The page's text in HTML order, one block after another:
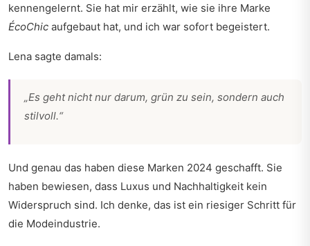
kennengelernt. Sie hat mir erzählt, wie sie ihre Marke
ÉcoChic aufgebaut hat, und ich war sofort begeistert.
Lena sagte damals:
„Es geht nicht nur darum, grün zu sein, sondern auch
stilvoll.“
Und genau das haben diese Marken 2024 geschafft. Sie
haben bewiesen, dass Luxus und Nachhaltigkeit kein
Widerspruch sind. Ich denke, das ist ein riesiger Schritt für
die Modeindustrie.